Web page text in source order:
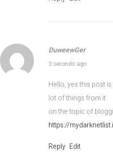
DuweewGer
3 seconds agoJuly 31,
Hello, yes this post
lot of things from it
on the topic of
https://
Reply Edit